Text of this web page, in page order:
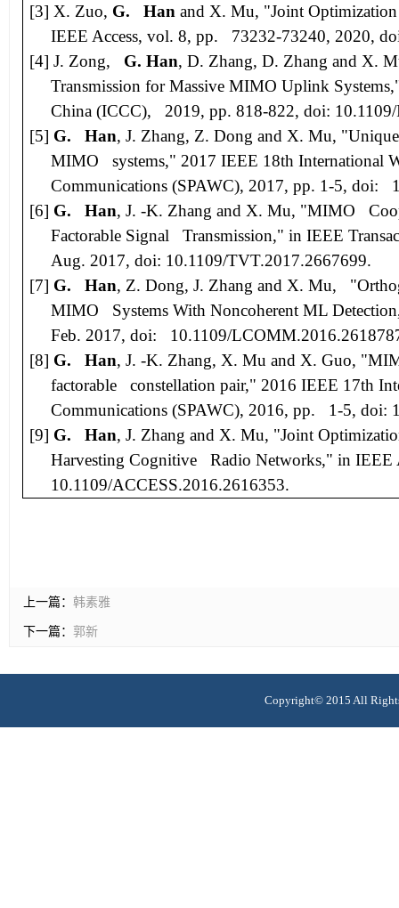
[3] X. Zuo, G. Han and X. Mu, "Joint
IEEE Access, vol. 8, pp. 73232-73240, 2020,
[4]J. Zong, G. Han, D. Zhang, D. Zhang and X.
Transmission for Massive MIMO Uplink
China (ICCC), 2019, pp. 818-822, doi:
[5] G. Han, J. Zhang, Z. Dong and X. Mu,
MIMO systems," 2017 IEEE 18th International
Communications (SPAWC), 2017, pp. 1-5, doi:
[6] G. Han, J. -K. Zhang and X. Mu, "MIMO
Factorable Signal Transmission," inIEEE
Aug. 2017, doi: 10.1109/TVT.2017.2667699.
[7] G. Han, Z. Dong, J. Zhang and X. Mu,
MIMO Systems With Noncoherent ML
Feb. 2017, doi: 10.1109/
[8] G. Han, J. -K. Zhang, X. Mu and X. Guo,
factorable constellation pair," 2016 IEEE 17th
Communications (SPAWC), 2016, pp. 1-5, doi:
[9] G. Han, J. Zhang and X. Mu, "Joint
Harvesting Cognitive Radio Networks," inIEEE
10.1109/ACCESS.2016.2616353.
上一篇： 韩素雅
下一篇： 郭新
Copyright© 2015 All